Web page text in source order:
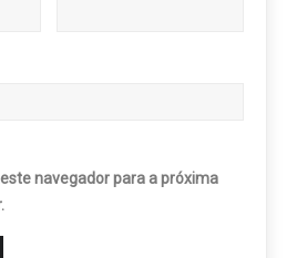
navegador para a próxima